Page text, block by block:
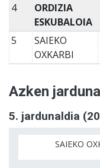
4
ORDIZIA
ESKUBALOIA
5
SAIEKO
OXKARBI
Azken
5. jardunaldia
SAIEKO